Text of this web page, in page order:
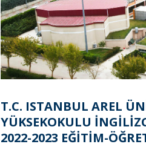
T.C. ISTANBUL AREL
YÜKSEKOKULU
2022-2023 EĞİTİM-